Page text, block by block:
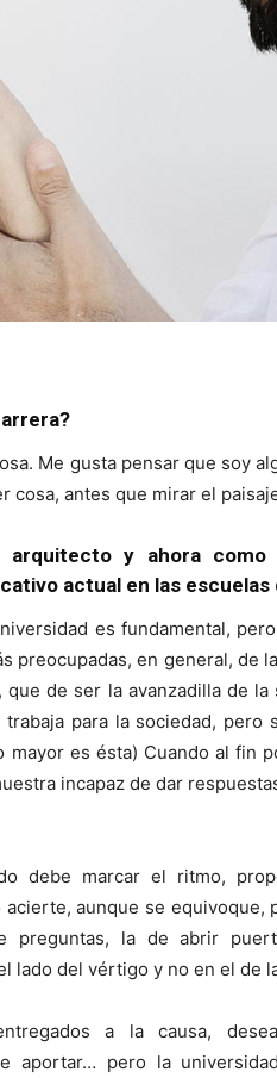
Me gusta pensar que soy
cosa, antes que mirar el
arquitecto y ahora
actual en las
es fundamental,
preocupadas, en general, de
de ser la avanzadilla de
para la sociedad, pero
mayor es ésta) Cuando al fin
incapaz de dar
debe marcar el ritmo,
aunque se equivoque,
preguntas, la de abrir
lado del vértigo y no en el de
a la causa,
aportar… pero la